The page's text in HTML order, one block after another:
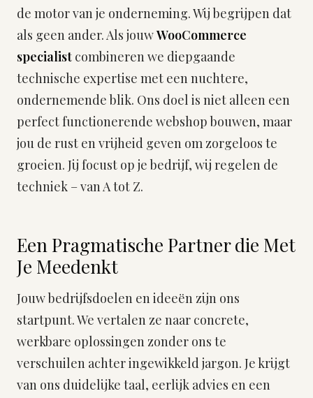
de motor van je onderneming. Wij begrijpen dat
als geen ander. Als jouwWooCommerce
specialist combineren we diepgaande
technische expertise met een nuchtere,
ondernemende blik. Ons doel is niet alleen een
perfect functionerende webshop bouwen, maar
jou de rust en vrijheid geven om zorgeloos te
groeien. Jij focust op je bedrijf, wij regelen de
techniek – van A tot Z.
Een Pragmatische Partner die Met
Je Meedenkt
Jouw bedrijfsdoelen en ideeën zijn ons
startpunt. We vertalen ze naar concrete,
werkbare oplossingen zonder ons te
verschuilen achter ingewikkeld jargon. Je krijgt
van ons duidelijke taal, eerlijk advies en een